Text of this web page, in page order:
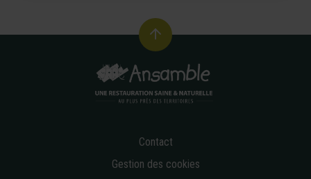
Contact
Gestion des cookies